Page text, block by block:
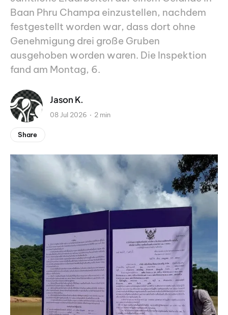
Baan Phru Champa einzustellen, nachdem
festgestellt worden war, dass dort ohne
Genehmigung drei große Gruben
ausgehoben worden waren. Die Inspektion
fand am Montag, 6.
Jason K.
08 Jul 2026 2 min
Share